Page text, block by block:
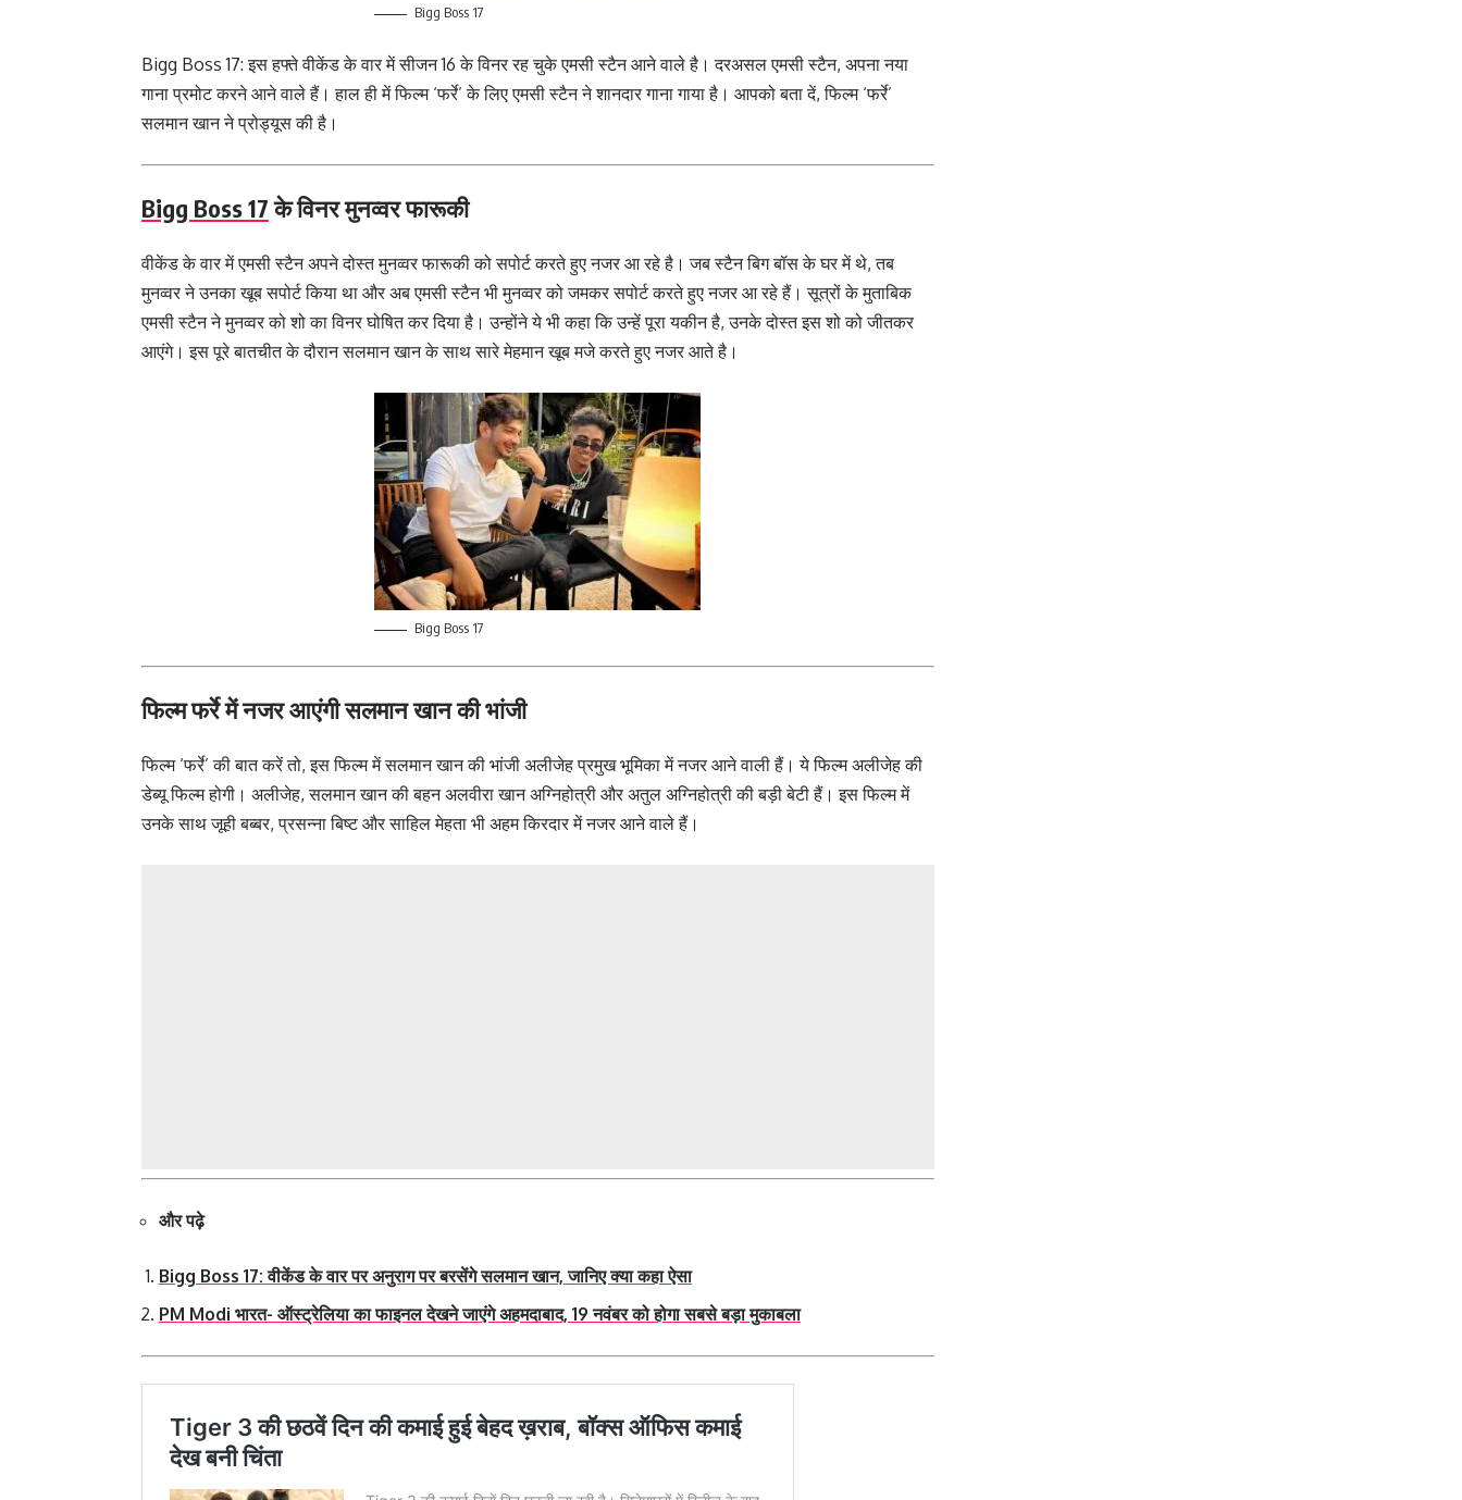
Bigg Boss 17
Bigg Boss 17: इस हफ्ते वीकेंड के वार में सीजन 16 के विनर रह चुके एमसी स्टैन आने वाले है। दरअसल एमसी स्टैन, अपना नया
गाना प्रमोट करने आने वाले हैं। हाल ही में फिल्म ‘फर्रे’ के लिए एमसी स्टैन ने शानदार गाना गाया है। आपको बता दें, फिल्म ‘फर्रे’
सलमान खान ने प्रोड्यूस की है।
Bigg Boss 17के विनर मुनव्वर फारूकी
वीकेंड के वार में एमसी स्टैन अपने दोस्त मुनव्वर फारूकी को सपोर्ट करते हुए नजर आ रहे है। जब स्टैन बिग बॉस के घर में थे, तब
मुनव्वर ने उनका खूब सपोर्ट किया था और अब एमसी स्टैन भी मुनव्वर को जमकर सपोर्ट करते हुए नजर आ रहे हैं। सूत्रों के मुताबिक
एमसी स्टैन ने मुनव्वर को शो का विनर घोषित कर दिया है। उन्होंने ये भी कहा कि उन्हें पूरा यकीन है, उनके दोस्त इस शो को जीतकर
आएंगे। इस पूरे बातचीत के दौरान सलमान खान के साथ सारे मेहमान खूब मजे करते हुए नजर आते है।
Bigg Boss 17
फिल्म फर्रे में नजर आएंगी सलमान खान की भांजी
फिल्म ‘फर्रे’ की बात करें तो, इस फिल्म में सलमान खान की भांजी अलीजेह प्रमुख भूमिका में नजर आने वाली हैं। ये फिल्म अलीजेह की
डेब्यू फिल्म होगी। अलीजेह, सलमान खान की बहन अलवीरा खान अग्निहोत्री और अतुल अग्निहोत्री की बड़ी बेटी हैं। इस फिल्म में
उनके साथ जूही बब्बर, प्रसन्ना बिष्ट और साहिल मेहता भी अहम किरदार में नजर आने वाले हैं।
और पढ़े
Bigg Boss 17: वीकेंड के वार पर अनुराग पर बरसेंगे सलमान खान, जानिए क्या कहा ऐसा
PM Modi भारत- ऑस्ट्रेलिया का फाइनल देखने जाएंगे अहमदाबाद, 19 नवंबर को होगा सबसे बड़ा मुकाबला